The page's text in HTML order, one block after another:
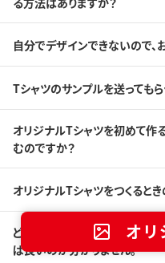
オ
自分でデザインできないので、
Tシャツのサンプルを送っても
オリジナルTシャツを初めて作
むのですか？
オリジナルTシャツをつくると
どんなプリント方法があります
ば良いのか分かりません。